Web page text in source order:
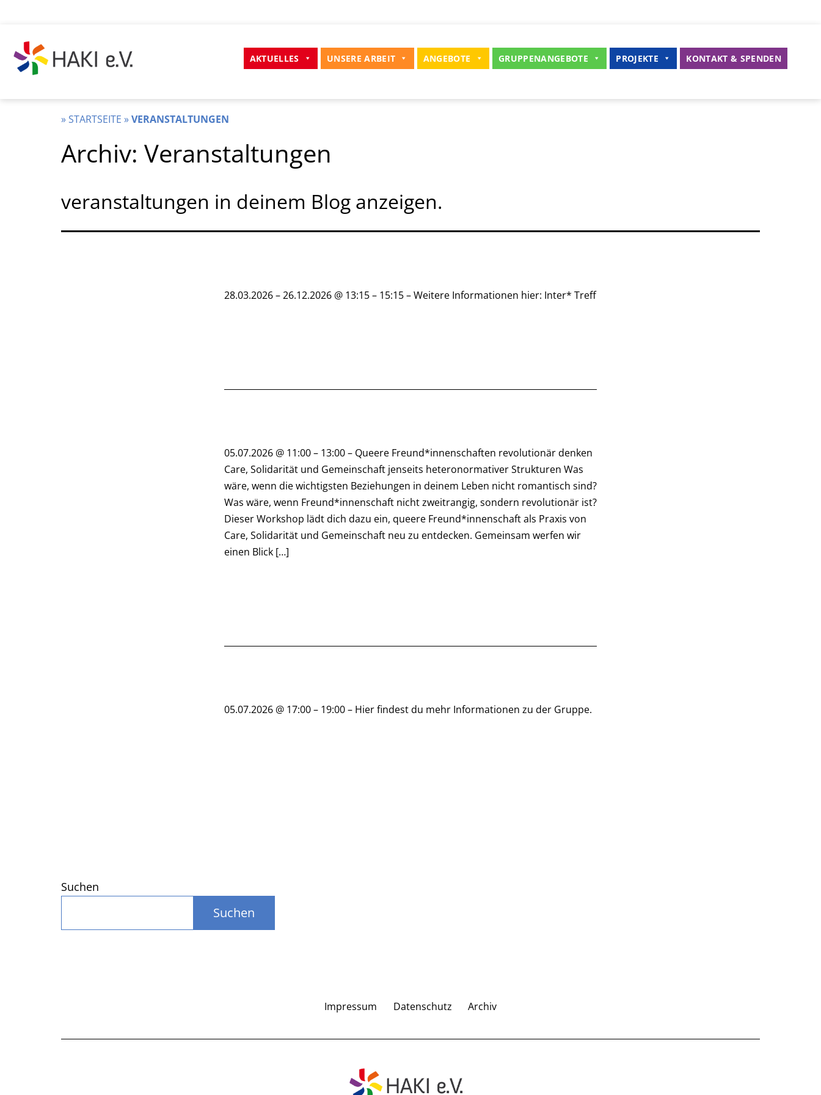
Inhalt
springen
e.v.
AKTUELLES UNSERE ARBEIT ANGEBOTE GRUPPENANGEBOTE PROJEKTE KONTAKT & SPENDEN
»STARTSEITE »VERANSTALTUNGEN
Archiv: Veranstaltungen
veranstaltungen in deinem Blog anzeigen.
28.03.2026 – 26.12.2026 @ 13:15 – 15:15 – Weitere Informationen hier: Inter* Treff
05.07.2026 @ 11:00 – 13:00 – Queere Freund*innenschaften revolutionär denken
Care, Solidarität und Gemeinschaft jenseits heteronormativer Strukturen Was
wäre, wenn die wichtigsten Beziehungen in deinem Leben nicht romantisch sind?
Was wäre, wenn Freund*innenschaft nicht zweitrangig, sondern revolutionär ist?
Dieser Workshop lädt dich dazu ein, queere Freund*innenschaft als Praxis von
Care, Solidarität und Gemeinschaft neu zu entdecken. Gemeinsam werfen wir
einen Blick […]
05.07.2026 @ 17:00 – 19:00 – Hier findest du mehr Informationen zu der Gruppe.
Suchen
Suchen
Impressum Datenschutz Archiv